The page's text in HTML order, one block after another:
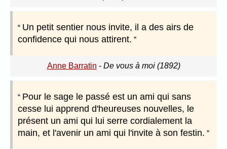
Un petit sentier nous invite, il a des airs de
confidence qui nous attirent.
Anne Barratin - De vous à moi (1892)
Pour le sage le passé est un ami qui sans
cesse lui apprend d'heureuses nouvelles, le
présent un ami qui lui serre cordialement la
main, et l'avenir un ami qui l'invite à son festin.